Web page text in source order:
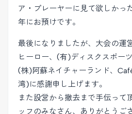
ア・プレーヤーに見て欲しかっ
年にお預けです。
最後になりましたが、大会の運
ヒーロー、(有)ディスクスポーツ
(株)阿蘇ネイチャーランド、
湾)に感謝申し上げます。
また設営から撤去まで手伝って
ッフのみなさん、ありがとうご